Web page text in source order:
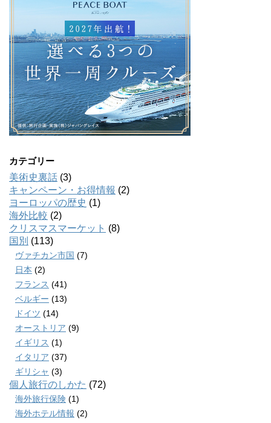
カテゴリー
美術史裏話 (3)
キャンペーン・お得情報 (2)
ヨーロッパの歴史 (1)
海外比較 (2)
クリスマスマーケット (8)
国別 (113)
ヴァチカン市国 (7)
日本 (2)
フランス (41)
ベルギー (13)
ドイツ (14)
オーストリア (9)
イギリス (1)
イタリア (37)
ギリシャ (3)
個人旅行のしかた (72)
海外旅行保険 (1)
海外ホテル情報 (2)